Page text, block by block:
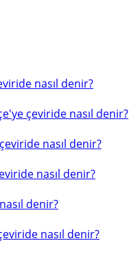
nasıl denir?
çeviride nasıl denir?
nasıl denir?
nasıl denir?
denir?
nasıl denir?